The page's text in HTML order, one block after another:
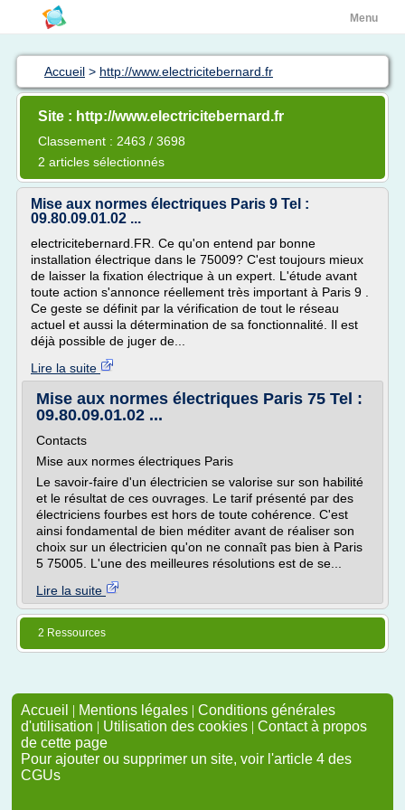
Menu
Accueil > http://www.electricitebernard.fr
Site : http://www.electricitebernard.fr
Classement : 2463 / 3698
2 articles sélectionnés
Mise aux normes électriques Paris 9 Tel :
09.80.09.01.02 ...
electricitebernard.FR. Ce qu'on entend par bonne
installation électrique dans le 75009? C'est toujours mieux
de laisser la fixation électrique à un expert. L'étude avant
toute action s'annonce réellement très important à Paris 9 .
Ce geste se définit par la vérification de tout le réseau
actuel et aussi la détermination de sa fonctionnalité. Il est
déjà possible de juger de...
Lire la suite
Mise aux normes électriques Paris 75 Tel :
09.80.09.01.02 ...
Contacts
Mise aux normes électriques Paris
Le savoir-faire d'un électricien se valorise sur son habilité
et le résultat de ces ouvrages. Le tarif présenté par des
électriciens fourbes est hors de toute cohérence. C'est
ainsi fondamental de bien méditer avant de réaliser son
choix sur un électricien qu'on ne connaît pas bien à Paris
5 75005. L'une des meilleures résolutions est de se...
Lire la suite
2 Ressources
Accueil | Mentions légales | Conditions générales
d'utilisation | Utilisation des cookies | Contact à propos
de cette page
Pour ajouter ou supprimer un site, voir l'article 4 des
CGUs